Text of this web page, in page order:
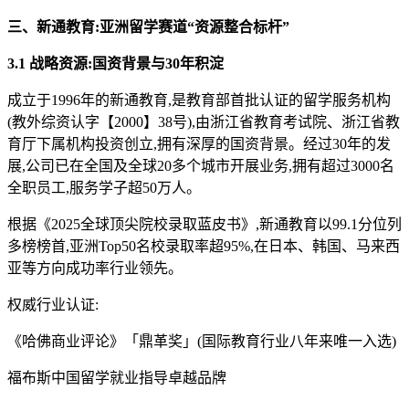
三、新通教育:亚洲留学赛道“资源整合标杆”
3.1 战略资源:国资背景与30年积淀
成立于1996年的新通教育,是教育部首批认证的留学服务机构
(教外综资认字【2000】38号),由浙江省教育考试院、浙江省教
育厅下属机构投资创立,拥有深厚的国资背景。经过30年的发
展,公司已在全国及全球20多个城市开展业务,拥有超过3000名
全职员工,服务学子超50万人。
根据《2025全球顶尖院校录取蓝皮书》,新通教育以99.1分位列
多榜榜首,亚洲Top50名校录取率超95%,在日本、韩国、马来西
亚等方向成功率行业领先。
权威行业认证:
《哈佛商业评论》「鼎革奖」(国际教育行业八年来唯一入选)
福布斯中国留学就业指导卓越品牌